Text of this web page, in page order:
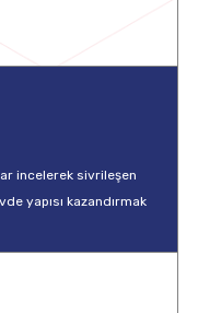
incelerek sivrileşen
yapısı kazandırmak